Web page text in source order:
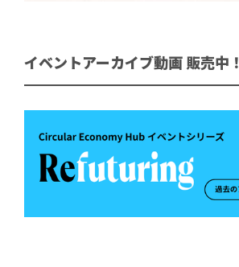
イベントアーカイブ動画 販売中！